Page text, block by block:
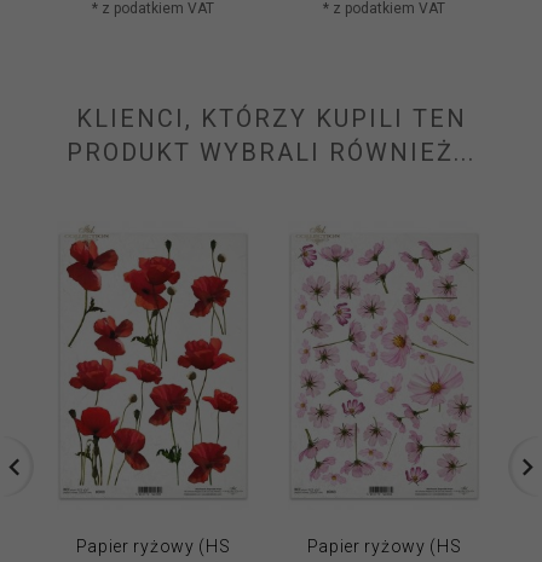
* z podatkiem VAT * z podatkiem VAT
KLIENCI, KTÓRZY KUPILI TEN
PRODUKT WYBRALI RÓWNIEŻ...
Papier ryżowy (HS
Papier ryżowy (HS